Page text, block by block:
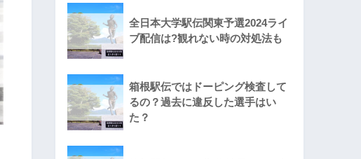
全日本大学駅伝関東予選2024ライ
ブ配信は?観れない時の対処法も
箱根駅伝ではドーピング検査して
るの？過去に違反した選手はい
た？